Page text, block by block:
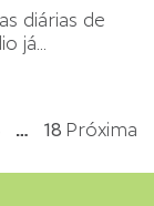
diárias de
já...
… 18 Próxima